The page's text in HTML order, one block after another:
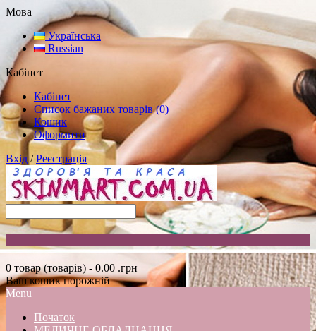
Мова
Українська
Russian
Кабінет
Кабінет
Список бажаних товарів (0)
Кошик
Оформити
Вхід /Реєстрація
0 товар (товарів) - 0.00 .грн
Ваш кошик порожній
Menu
Початок